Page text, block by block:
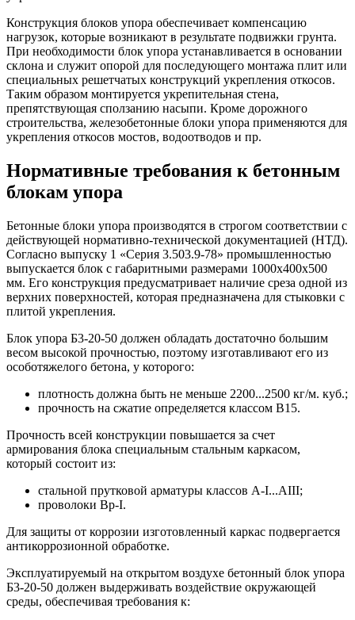
Конструкция блоков упора обеспечивает компенсацию
нагрузок, которые возникают в результате подвижки грунта.
При необходимости блок упора устанавливается в основании
склона и служит опорой для последующего монтажа плит или
специальных решетчатых конструкций укрепления откосов.
Таким образом монтируется укрепительная стена,
препятствующая сползанию насыпи. Кроме дорожного
строительства, железобетонные блоки упора применяются для
укрепления откосов мостов, водоотводов и пр.
Нормативные требования к бетонным
блокам упора
Бетонные блоки упора производятся в строгом соответствии с
действующей нормативно-технической документацией (НТД).
Согласно выпуску 1 «Серия 3.503.9-78» промышленностью
выпускается блок с габаритными размерами 1000х400х500
мм. Его конструкция предусматривает наличие среза одной из
верхних поверхностей, которая предназначена для стыковки с
плитой укрепления.
Блок упора Б3-20-50 должен обладать достаточно большим
весом высокой прочностью, поэтому изготавливают его из
особотяжелого бетона, у которого:
плотность должна быть не меньше 2200...2500 кг/м. куб.;
прочность на сжатие определяется классом В15.
Прочность всей конструкции повышается за счет
армирования блока специальным стальным каркасом,
который состоит из:
стальной прутковой арматуры классов A-I...AIII;
проволоки Вр-I.
Для защиты от коррозии изготовленный каркас подвергается
антикоррозионной обработке.
Эксплуатируемый на открытом воздухе бетонный блок упора
Б3-20-50 должен выдерживать воздействие окружающей
среды, обеспечивая требования к: